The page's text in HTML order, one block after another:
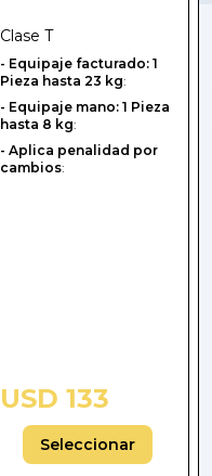
Clase T
- Equipaje facturado: 1
Pieza hasta 23 kg:
- Equipaje mano: 1 Pieza
hasta 8 kg:
- Aplica penalidad por
cambios:
USD 133
Seleccionar